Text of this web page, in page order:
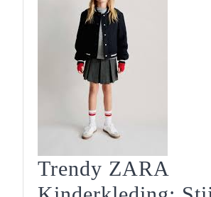
Trendy ZARA